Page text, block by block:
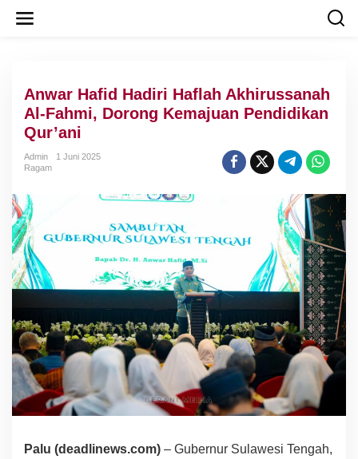
Anwar Hafid Hadiri Haflah Akhirussanah
Al-Fahmi, Dorong Kemajuan Pendidikan
Qur’ani
Admin
1 Juni 2025
Ragam
Palu (deadlinews.com) – Gubernur Sulawesi Tengah,